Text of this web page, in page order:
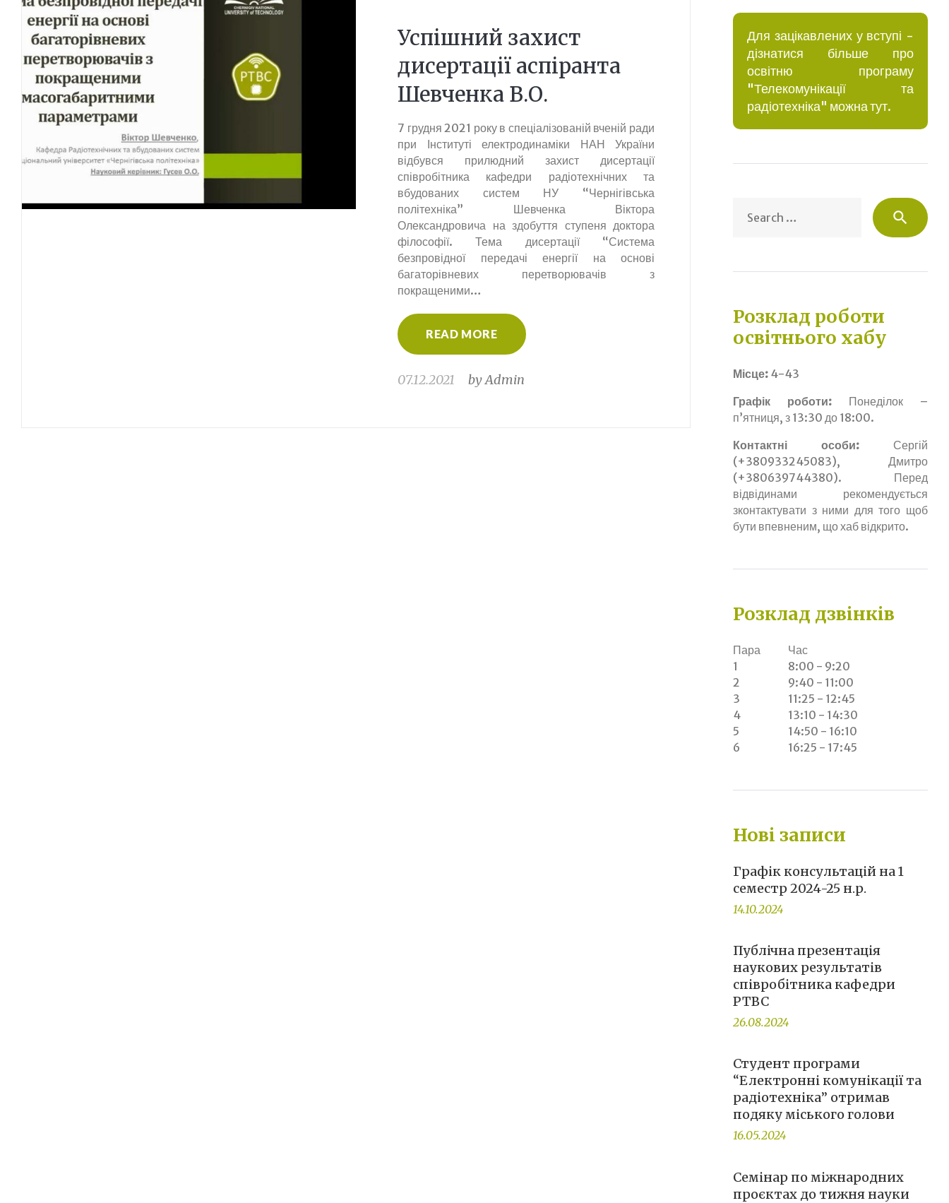
07.12.2021
Успішний захист
дисертації аспіранта
Шевченка В.О.
7 грудня 2021 року в спеціалізованій вченій ради
при Інституті електродинаміки НАН України
відбувся прилюдний захист дисертації
співробітника кафедри радіотехнічних та
вбудованих систем НУ “Чернігівська
політехніка” Шевченка Віктора
Олександровича на здобуття ступеня доктора
філософії. Тема дисертації “Система
безпровідної передачі енергії на основі
багаторівневих перетворювачів з
покращеними…
READ MORE
07.12.2021 byAdmin
Для зацікавлених у вступі -
дізнатися більше про
освітню програму
"Телекомунікації та
радіотехніка" можна тут.
search
Розклад роботи
освітнього хабу
Місце: 4-43
Графік роботи: Понеділок –
п’ятниця, з 13:30 до 18:00.
Контактні особи: Сергій
(+380933245083), Дмитро
(+380639744380). Перед
відвідинами рекомендується
зконтактувати з ними для того щоб
бути впевненим, що хаб відкрито.
Розклад дзвінків
Пара
Час
1
8:00 - 9:20
2
9:40 - 11:00
3
11:25 - 12:45
4
13:10 - 14:30
5
14:50 - 16:10
6
16:25 - 17:45
Нові записи
Графік консультацій на 1
семестр 2024-25 н.р.
14.10.2024
Публічна презентація
наукових результатів
співробітника кафедри
РТВС
26.08.2024
Студент програми
“Електронні комунікації та
радіотехніка” отримав
подяку міського голови
16.05.2024
Семінар по міжнародних
проєктах до тижня науки